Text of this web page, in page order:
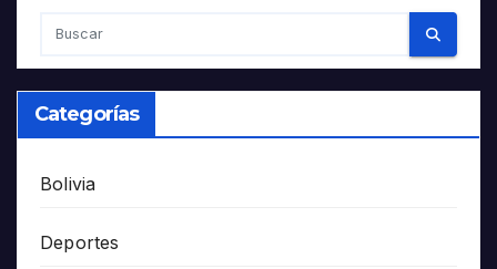
Categorías
Bolivia
Deportes